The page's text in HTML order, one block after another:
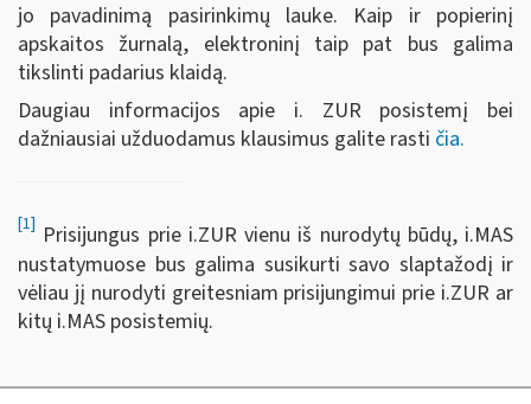
jo pavadinimą pasirinkimų lauke. Kaip ir popierinį
apskaitos žurnalą, elektroninį taip pat bus galima
tikslinti padarius klaidą.
Daugiau informacijos apie i. ZUR posistemį bei
dažniausiai užduodamus klausimus galite rasti čia.
[1] Prisijungus prie i.ZUR vienu iš nurodytų būdų, i.MAS
nustatymuose bus galima susikurti savo slaptažodį ir
vėliau jį nurodyti greitesniam prisijungimui prie i.ZUR ar
kitų i.MAS posistemių.